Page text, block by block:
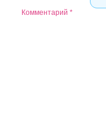
Комментарий *